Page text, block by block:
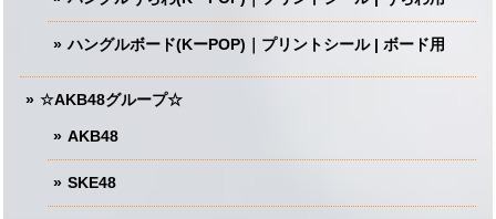
ハングルボード(KーPOP)｜プリントシール | ボード用
☆AKB48グループ☆
AKB48
SKE48